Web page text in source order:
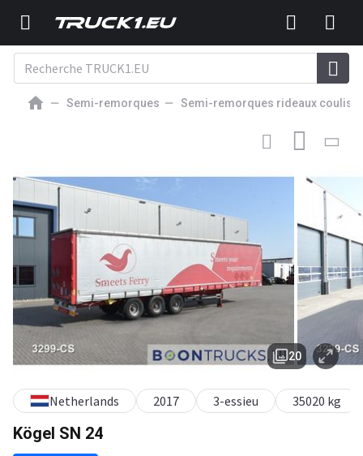
Semi-remorques Semi-remorques rideaux
Kögel SN 24
20
Netherlands 2017 3-essieu 35020 kg